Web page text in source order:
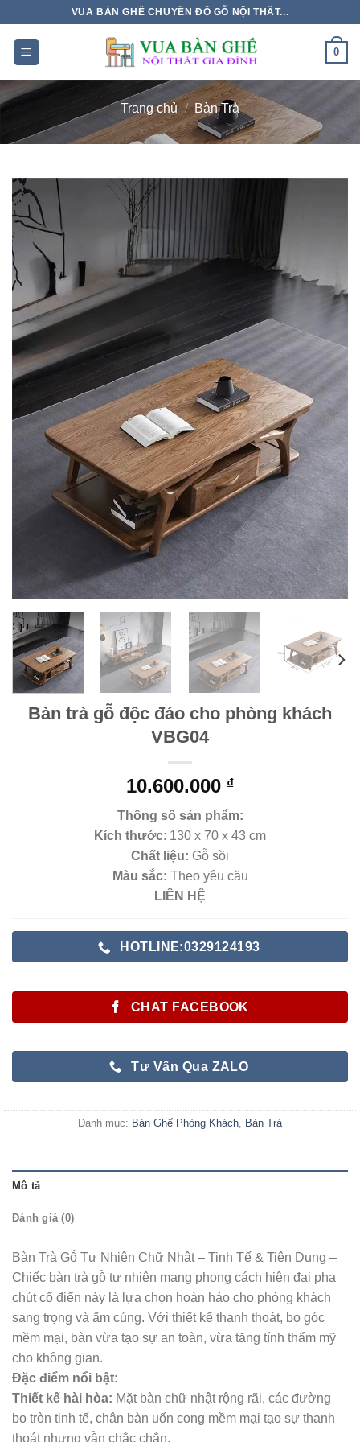
dung
VUA BÀN GHẾ CHUYÊN ĐỒ GỖ NỘI THẤT...
0
Trang chủ / Bàn Trà
Bàn trà gỗ độc đáo cho phòng khách
VBG04
10.600.000 ₫
Thông số sản phẩm:
Kích thước: 130 x 70 x 43 cm
Chất liệu: Gỗ sồi
Màu sắc: Theo yêu cầu
LIÊN HỆ
HOTLINE:0329124193
CHAT FACEBOOK
Tư Vấn Qua ZALO
Danh mục: Bàn Ghế Phòng Khách Bàn Trà
Mô tả
Đánh giá (0)
Bàn Trà Gỗ Tự Nhiên Chữ Nhật – Tinh Tế & Tiện Dụng –
Chiếc bàn trà gỗ tự nhiên mang phong cách hiện đại pha
chút cổ điển này là lựa chọn hoàn hảo cho phòng khách
sang trọng và ấm cúng. Với thiết kế thanh thoát, bo góc
mềm mại, bàn vừa tạo sự an toàn, vừa tăng tính thẩm mỹ
cho không gian.
Đặc điểm nổi bật:
Thiết kế hài hòa: Mặt bàn chữ nhật rộng rãi, các đường
bo tròn tinh tế, chân bàn uốn cong mềm mại tạo sự thanh
thoát nhưng vẫn chắc chắn.